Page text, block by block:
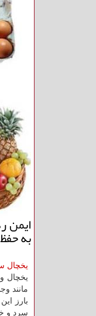
به
یخچال
یخچال
مانند
بارز
سرد و